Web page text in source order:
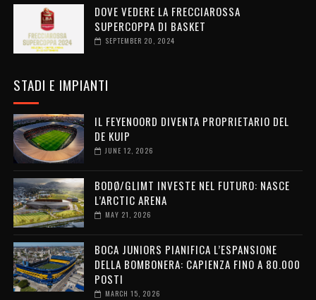
DOVE VEDERE LA FRECCIAROSSA
SUPERCOPPA DI BASKET
SEPTEMBER 20, 2024
STADI E IMPIANTI
IL FEYENOORD DIVENTA PROPRIETARIO DEL
DE KUIP
JUNE 12, 2026
BODØ/GLIMT INVESTE NEL FUTURO: NASCE
L’ARCTIC ARENA
MAY 21, 2026
BOCA JUNIORS PIANIFICA L’ESPANSIONE
DELLA BOMBONERA: CAPIENZA FINO A 80.000
POSTI
MARCH 15, 2026